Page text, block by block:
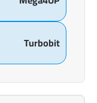
Turbobit